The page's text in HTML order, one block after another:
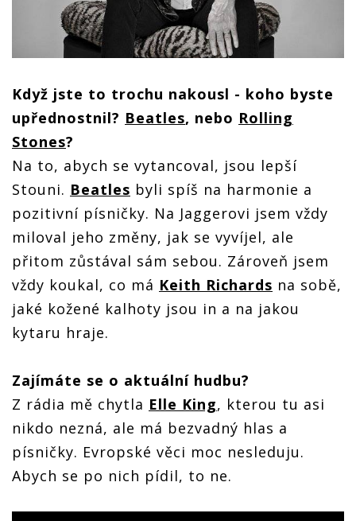
Když jste to trochu nakousl - koho byste
upřednostnil? Beatles, nebo Rolling
Stones?
Na to, abych se vytancoval, jsou lepší
Stouni. Beatles byli spíš na harmonie a
pozitivní písničky. Na Jaggerovi jsem vždy
miloval jeho změny, jak se vyvíjel, ale
přitom zůstával sám sebou. Zároveň jsem
vždy koukal, co má Keith Richards na sobě,
jaké kožené kalhoty jsou in a na jakou
kytaru hraje.
Zajímáte se o aktuální hudbu?
Z rádia mě chytla Elle King, kterou tu asi
nikdo nezná, ale má bezvadný hlas a
písničky. Evropské věci moc nesleduju.
Abych se po nich pídil, to ne.